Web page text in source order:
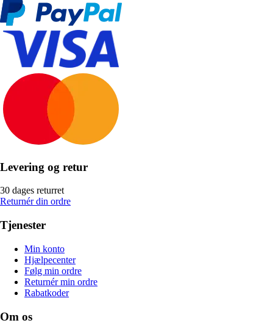
Levering og retur
30 dages returret
Returnér din ordre
Tjenester
Min konto
Hjælpecenter
Følg min ordre
Returnér min ordre
Rabatkoder
Om os